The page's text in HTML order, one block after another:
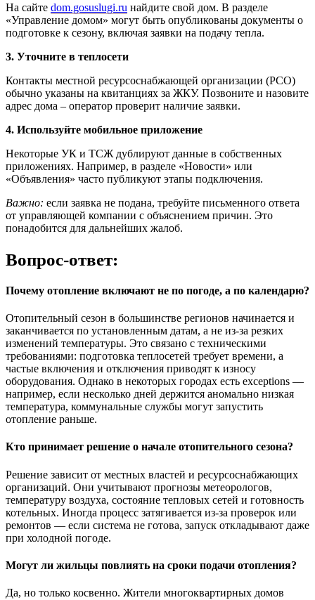
На сайте dom.gosuslugi.ru найдите свой дом. В разделе
«Управление домом» могут быть опубликованы документы о
подготовке к сезону, включая заявки на подачу тепла.
3. Уточните в теплосети
Контакты местной ресурсоснабжающей организации (РСО)
обычно указаны на квитанциях за ЖКУ. Позвоните и назовите
адрес дома – оператор проверит наличие заявки.
4. Используйте мобильное приложение
Некоторые УК и ТСЖ дублируют данные в собственных
приложениях. Например, в разделе «Новости» или
«Объявления» часто публикуют этапы подключения.
Важно: если заявка не подана, требуйте письменного ответа
от управляющей компании с объяснением причин. Это
понадобится для дальнейших жалоб.
Вопрос-ответ:
Почему отопление включают не по погоде, а по календарю?
Отопительный сезон в большинстве регионов начинается и
заканчивается по установленным датам, а не из-за резких
изменений температуры. Это связано с техническими
требованиями: подготовка теплосетей требует времени, а
частые включения и отключения приводят к износу
оборудования. Однако в некоторых городах есть exceptions —
например, если несколько дней держится аномально низкая
температура, коммунальные службы могут запустить
отопление раньше.
Кто принимает решение о начале отопительного сезона?
Решение зависит от местных властей и ресурсоснабжающих
организаций. Они учитывают прогнозы метеорологов,
температуру воздуха, состояние тепловых сетей и готовность
котельных. Иногда процесс затягивается из-за проверок или
ремонтов — если система не готова, запуск откладывают даже
при холодной погоде.
Могут ли жильцы повлиять на сроки подачи отопления?
Да, но только косвенно. Жители многоквартирных домов